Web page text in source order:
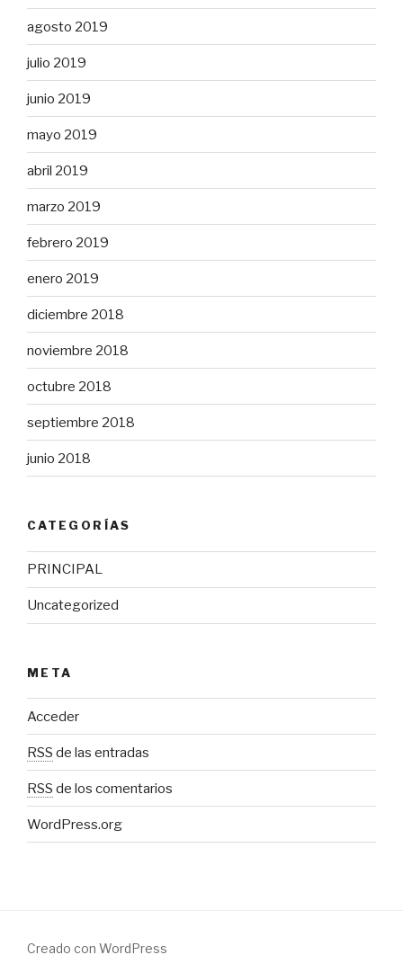
agosto 2019
julio 2019
junio 2019
mayo 2019
abril 2019
marzo 2019
febrero 2019
enero 2019
diciembre 2018
noviembre 2018
octubre 2018
septiembre 2018
junio 2018
CATEGORÍAS
PRINCIPAL
Uncategorized
META
Acceder
RSS de las entradas
RSS de los comentarios
WordPress.org
Creado con WordPress